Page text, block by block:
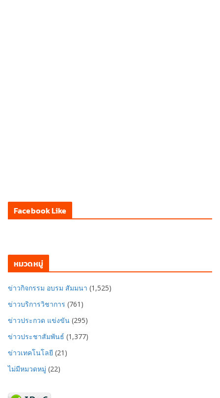
Facebook Like
หมวดหมู่
ข่าวกิจกรรม อบรม สัมมนา (1,525)
ข่าวบริการวิชาการ (761)
ข่าวประกวด แข่งขัน (295)
ข่าวประชาสัมพันธ์ (1,377)
ข่าวเทคโนโลยี (21)
ไม่มีหมวดหมู่ (22)